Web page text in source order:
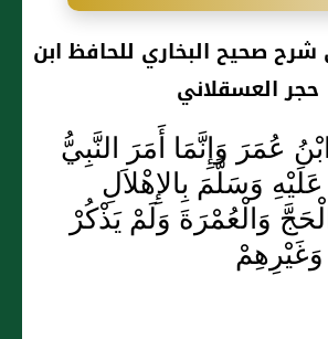
شرح صحيح البخاري للحافظ ابن
حجر العسقلاني
عُمَرَ وَإِنَّمَا أَمَرَ النَّبِيُّ
وَسَلَّمَ بِالإِهْلاَلِ
وَالْعُمْرَةَ وَلَمْ يَذْكُرْ
وَغَيْرِهِمْ